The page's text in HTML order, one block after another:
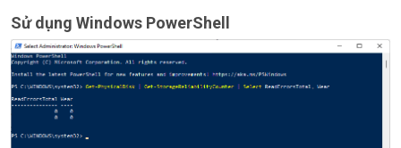
Sử dụng Windows PowerShell